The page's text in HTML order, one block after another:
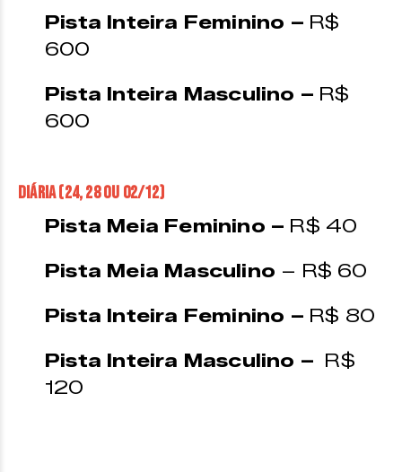
Pista Inteira Feminino – R$
600
Pista Inteira Masculino – R$
600
Diária (24, 28 ou 02/12)
Pista Meia Feminino – R$ 40
Pista Meia Masculino – R$ 60
Pista Inteira Feminino – R$ 80
Pista Inteira Masculino – R$
120